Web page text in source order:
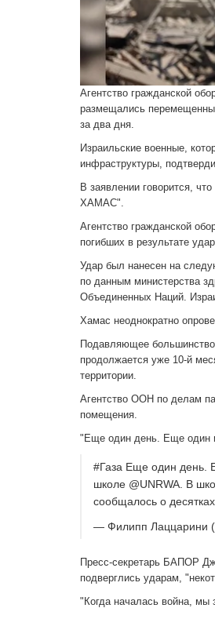
Агентство гражданской
размещались
за два дня.
Израильские военные,
инфраструктуры,
В заявлении говорится,
ХАМАС".
Агентство гражданской
погибших в результате
Удар был нанесен на
по данным министерства
Объединенных Наций.
Хамас неоднократно
Подавляющее большинство
продолжается уже 10-й
территории.
Агентство ООН по делам
помещения.
"Еще один день. Еще один
#Газа Еще один день.
школе @UNRWA. В
сообщалось о
— Филипп Лаццарини
Пресс-секретарь БАПОР
подверглись ударам,
"Когда началась война, мы